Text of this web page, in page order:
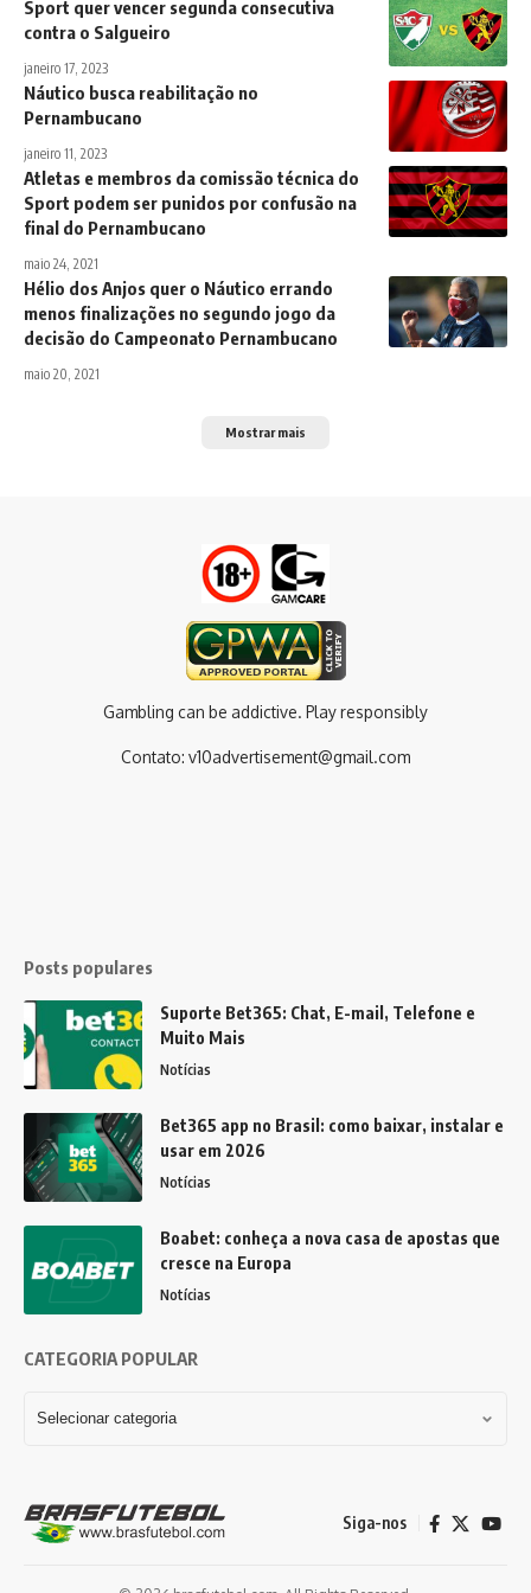
Sport quer vencer segunda consecutiva
contra o Salgueiro
janeiro 17, 2023
Náutico busca reabilitação no
Pernambucano
janeiro 11, 2023
Atletas e membros da comissão técnica do
Sport podem ser punidos por confusão na
final do Pernambucano
maio 24, 2021
Hélio dos Anjos quer o Náutico errando
menos finalizações no segundo jogo da
decisão do Campeonato Pernambucano
maio 20, 2021
Mostrar mais
Gambling can be addictive. Play responsibly
Contato: v10advertisement@gmail.com
Posts populares
Suporte Bet365: Chat, E-mail, Telefone e
Muito Mais
Notícias
Bet365 app no Brasil: como baixar, instalar e
usar em 2026
Notícias
Boabet: conheça a nova casa de apostas que
cresce na Europa
Notícias
CATEGORIA POPULAR
Siga-nos